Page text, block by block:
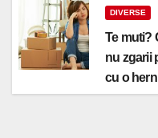
DIVERSE
Te muti?
nu zgarii
cu o